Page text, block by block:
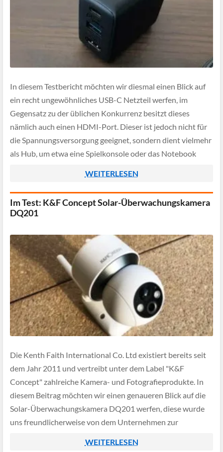
In diesem Testbericht möchten wir diesmal einen Blick auf
ein recht ungewöhnliches USB-C Netzteil werfen, im
Gegensatz zu der üblichen Konkurrenz besitzt dieses
nämlich auch einen HDMI-Port. Dieser ist jedoch nicht für
die Spannungsversorgung geeignet, sondern dient vielmehr
als Hub, um etwa eine Spielkonsole oder das Notebook
WEITERLESEN
Im Test: K&F Concept Solar-Überwachungskamera
DQ201
Die Kenth Faith International Co. Ltd existiert bereits seit
dem Jahr 2011 und vertreibt unter dem Label "K&F
Concept" zahlreiche Kamera- und Fotografieprodukte. In
diesem Beitrag möchten wir einen genaueren Blick auf die
Solar-Überwachungskamera DQ201 werfen, diese wurde
uns freundlicherweise von dem Unternehmen zur
WEITERLESEN